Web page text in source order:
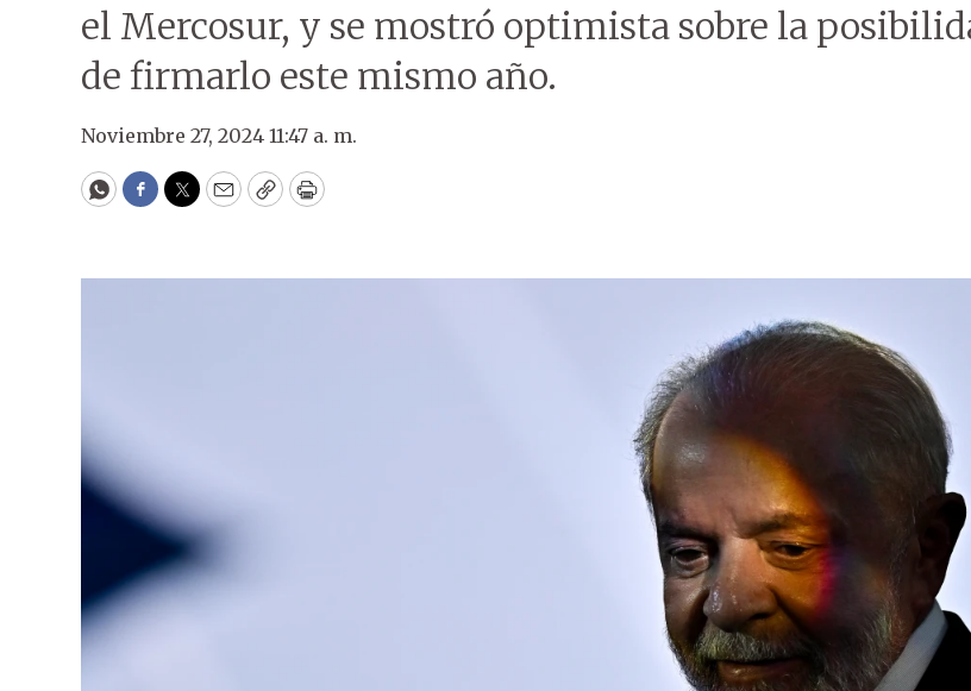
el Mercosur, y se mostró optimista sobre la
de firmarlo este mismo año.
Noviembre 27, 2024 11:47 a. m.
WhatsApp
Facebook
Twitter
EmailCopyPrint